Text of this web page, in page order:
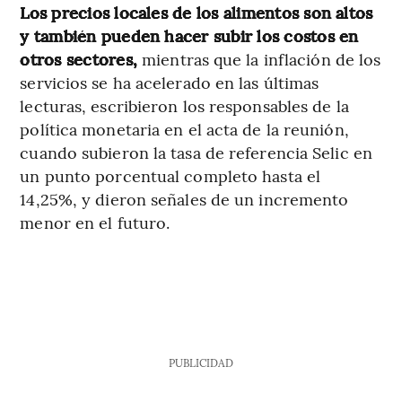
Los precios locales de los alimentos son altos
y también pueden hacer subir los costos en
otros sectores, mientras que la inflación de los
servicios se ha acelerado en las últimas
lecturas, escribieron los responsables de la
política monetaria en el acta de la reunión,
cuando subieron la tasa de referencia Selic en
un punto porcentual completo hasta el
14,25%, y dieron señales de un incremento
menor en el futuro.
PUBLICIDAD